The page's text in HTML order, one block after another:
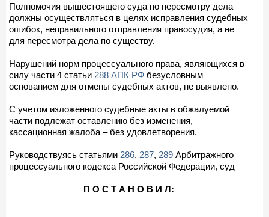
Полномочия вышестоящего суда по пересмотру дела
должны осуществляться в целях исправления судебных
ошибок, неправильного отправления правосудия, а не
для пересмотра дела по существу.
Нарушений норм процессуального права, являющихся в
силу части 4 статьи 288 АПК РФ безусловным
основанием для отмены судебных актов, не выявлено.
С учетом изложенного судебные акты в обжалуемой
части подлежат оставлению без изменения,
кассационная жалоба – без удовлетворения.
Руководствуясь статьями 286, 287, 289 Арбитражного
процессуального кодекса Российской Федерации, суд
П О С Т А Н О В И Л: